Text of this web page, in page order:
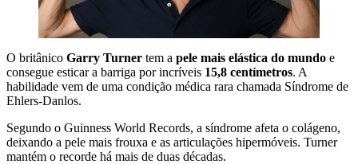
O britânico Garry Turner tem a pele mais elástica do mundo e
consegue esticar a barriga por incríveis 15,8 centímetros. A
habilidade vem de uma condição médica rara chamada Síndrome de
Ehlers-Danlos.
Segundo o Guinness World Records, a síndrome afeta o colágeno,
deixando a pele mais frouxa e as articulações hipermóveis. Turner
mantém o recorde há mais de duas décadas.